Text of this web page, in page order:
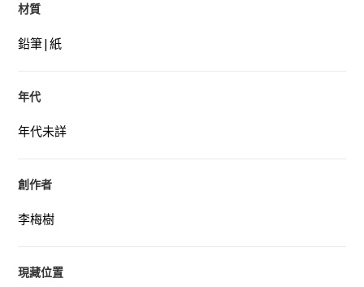
材質
鉛筆|紙
年代
年代未詳
創作者
李梅樹
現藏位置